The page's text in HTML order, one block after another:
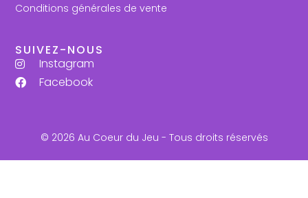
Conditions générales de vente
SUIVEZ-NOUS
Instagram
Facebook
© 2026 Au Coeur du Jeu - Tous droits réservés